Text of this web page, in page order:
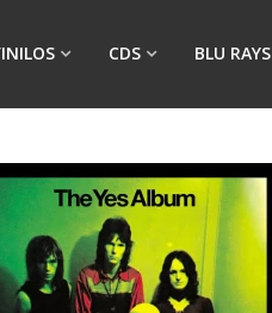
CDS BLU RAYS